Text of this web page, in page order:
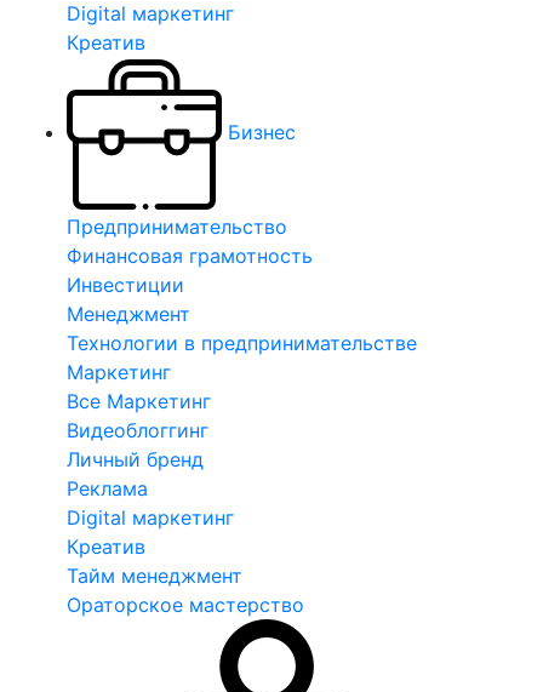
Digital маркетинг
Креатив
Бизнес
Предпринимательство
Финансовая грамотность
Инвестиции
Менеджмент
Технологии в предпринимательстве
Маркетинг
Все Маркетинг
Видеоблоггинг
Личный бренд
Реклама
Digital маркетинг
Креатив
Тайм менеджмент
Ораторское мастерство